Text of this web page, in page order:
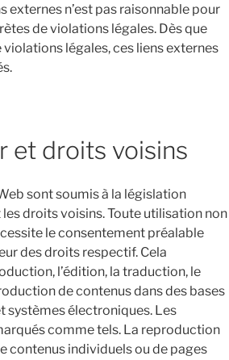
externes n’est pas raisonnable pour
de violations légales. Dès que
légales, ces liens externes
et droits voisins
sont soumis à la législation
droits voisins. Toute utilisation non
le consentement préalable
des droits respectif. Cela
l’édition, la traduction, le
de contenus dans des bases
systèmes électroniques. Les
comme tels. La reproduction
contenus individuels ou de pages